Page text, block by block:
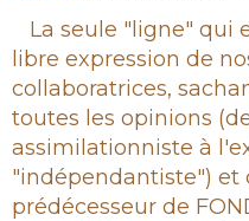
La seule "ligne" qui
libre expression de
collaboratrices,
toutes les opinions
assimilationniste à
"indépendantiste") et
prédécesseur de